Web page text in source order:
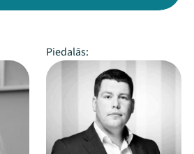
Piedalās: